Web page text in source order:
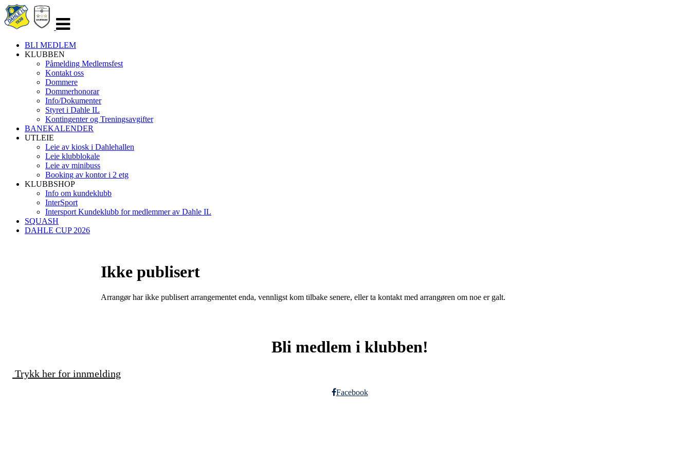
navigasjon
BLI MEDLEM
KLUBBEN
Påmelding Medlemsfest
Kontakt oss
Dommere
Dommerhonorar
Info/Dokumenter
Styret i Dahle IL
Kontingenter og Treningsavgifter
BANEKALENDER
UTLEIE
Leie av kiosk i Dahlehallen
Leie klubblokale
Leie av minibuss
Booking av kontor i 2 etg
KLUBBSHOP
Info om kundeklubb
InterSport
Intersport Kundeklubb for medlemmer av Dahle IL
SQUASH
DAHLE CUP 2026
Ikke publisert
Arrangør har ikke publisert arrangementet enda, vennligst kom tilbake senere, eller ta kontakt med arrangøren om noe er galt.
Bli medlem i klubben!
Trykk her for innmelding
Facebook